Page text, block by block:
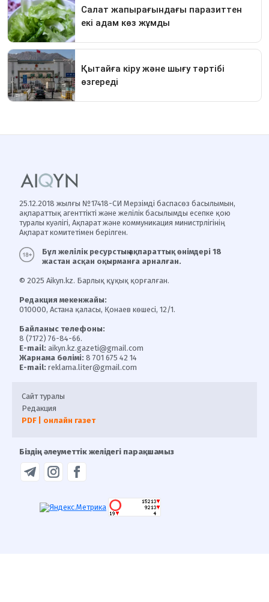
25.12.2018 жылғы №17418-СИ Мерзімді баспасөз басылымын,
ақпараттық агенттікті және желілік басылымды есепке қою
туралы куәлігі, Ақпарат және коммуникация министрлігінің
Ақпарат комитетімен берілген.
Бұл желілік ресурстың ақпараттық өнімдері 18
жастан асқан оқырманға арналған.
© 2025 Aikyn.kz. Барлық құқық қорғалған.
Редакция мекенжайы:
010000, Астана қаласы, Қонаев көшесі, 12/1.
Байланыс телефоны:
8 (7172) 76-84-66.
E-mail: aikyn.kz.gazeti@gmail.com
Жарнама бөлімі: 8 701 675 42 14
E-mail: reklama.liter@gmail.com
Сайт туралы
Редакция
PDF | онлайн газет
Біздің әлеуметтік желідегі парақшамыз